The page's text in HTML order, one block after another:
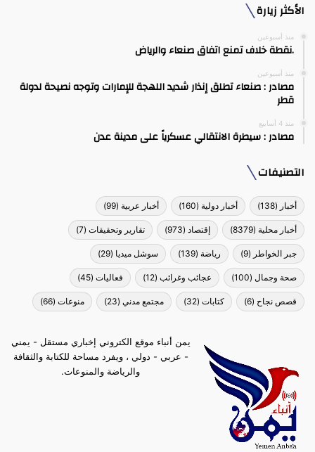
الأكثر زيارة
منذ أسبوعين
.نقطة خلاف تمنع اتفاق صنعاء والرياض
منذ أسبوعين
مصادر : صنعاء تطلق إنذار شديد اللهجة للإمارات وتوجه نصيحة لدولة
قطر
منذ 4 أسابيع
مصادر : سيطرة الانتقالي عسكرياً على مدينة عدن
التصنيفات
أخبار (138) أخبار دولية (160) أخبار عربية (99)
أخبار محلية (8379) إقتصاد (973) تقارير وتحقيقات (7)
جبر الخواطر (9) رياضة (139) سوشل ميديا (29)
صحة وجمال (100) عجائب وغرائب (12) فعاليات (45)
قصص نجاح (6) كتابات (32) مجتمع مدني (23) منوعات (66)
يمن أنباء موقع الكتروني إخباري مستقل - يمني
- عربي - دولي ، ويفرد مساحة للكتابة والثقافة
والرياضة والمنوعات.